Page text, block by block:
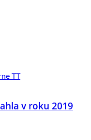
TT
v roku 2019